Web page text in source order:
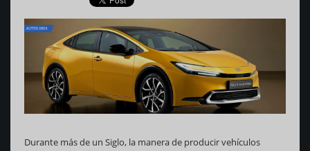
Durante más de un Siglo, la manera de producir vehículos